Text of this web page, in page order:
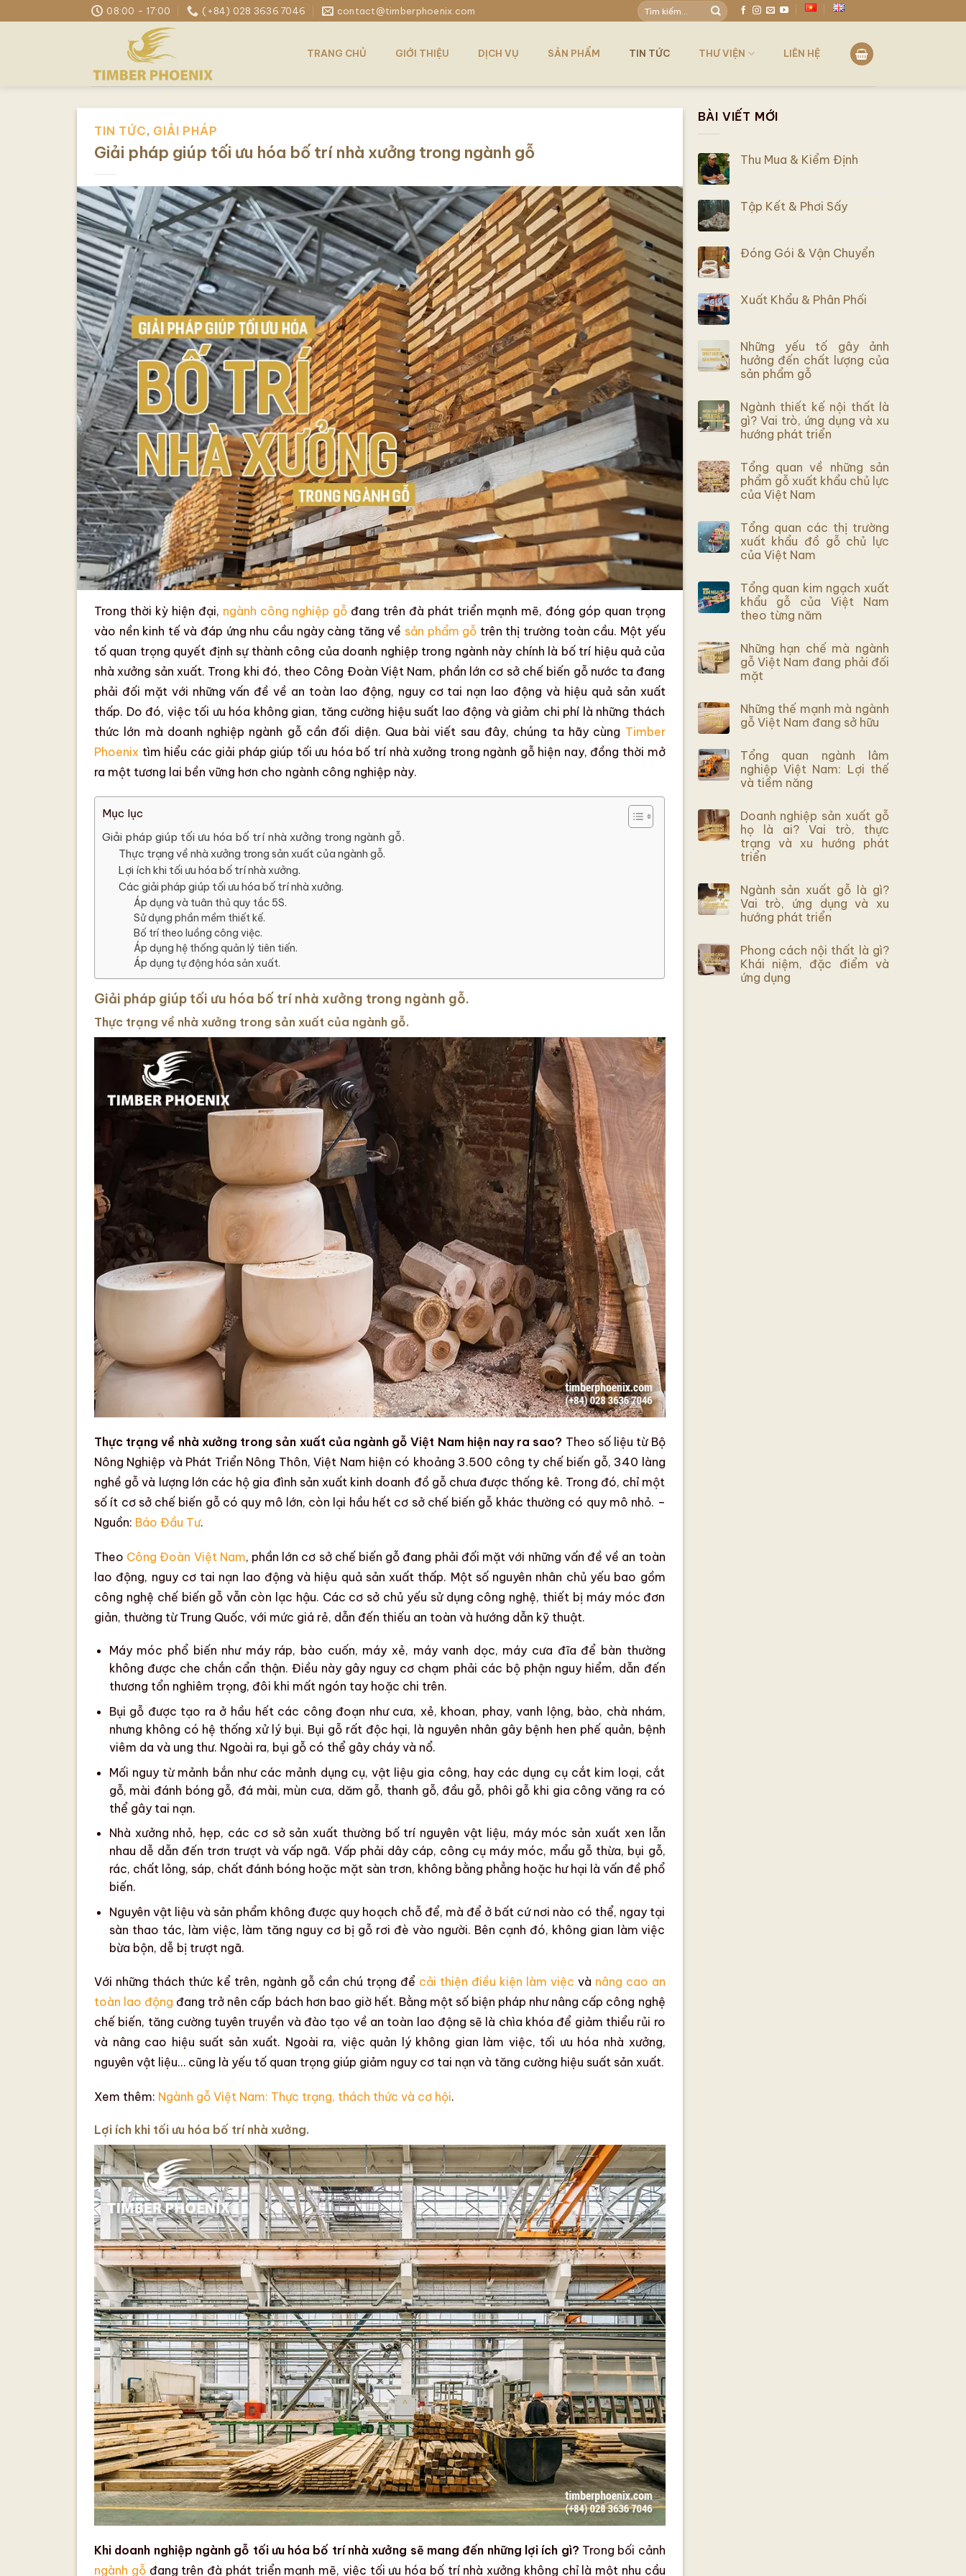
to
08:00 - 17:00 (+84) 028 3636 7046 contact@timberphoenix.com
Tìm
kiếm:
TRANG CHỦ GIỚI THIỆU DỊCH VỤ SẢN PHẨM TIN TỨC THƯ VIỆN LIÊN HỆ
TIN TỨC, GIẢI PHÁP
Giải pháp giúp tối ưu hóa bố trí nhà xưởng trong ngành gỗ
Trong thời kỳ hiện đại, ngành công nghiệp gỗ đang trên đà phát triển mạnh mẽ, đóng góp quan trọng
vào nền kinh tế và đáp ứng nhu cầu ngày càng tăng về sản phẩm gỗ trên thị trường toàn cầu. Một yếu
tố quan trọng quyết định sự thành công của doanh nghiệp trong ngành này chính là bố trí hiệu quả của
nhà xưởng sản xuất. Trong khi đó, theo Công Đoàn Việt Nam, phần lớn cơ sở chế biến gỗ nước ta đang
phải đối mặt với những vấn đề về an toàn lao động, nguy cơ tai nạn lao động và hiệu quả sản xuất
thấp. Do đó, việc tối ưu hóa không gian, tăng cường hiệu suất lao động và giảm chi phí là những thách
thức lớn mà doanh nghiệp ngành gỗcần đối diện. Qua bài viết sau đây, chúng ta hãy cùng Timber
Phoenix tìm hiểu các giải pháp giúp tối ưu hóa bố trí nhà xưởng trong ngành gỗ hiện nay, đồng thời mở
ra một tương lai bền vững hơn cho ngành công nghiệp này.
Mục lục
Giải pháp giúp tối ưu hóa bố trí nhà xưởng trong ngành gỗ.
Thực trạng về nhà xưởng trong sản xuất của ngành gỗ.
Lợi ích khi tối ưu hóa bố trí nhà xưởng.
Các giải pháp giúp tối ưu hóa bố trí nhà xưởng.
Áp dụng và tuân thủ quy tắc 5S.
Sử dụng phần mềm thiết kế.
Bố trí theo luồng công việc.
Áp dụng hệ thống quản lý tiên tiến.
Áp dụng tự động hóa sản xuất.
Giải pháp giúp tối ưu hóa bố trí nhà xưởng trong ngành gỗ.
Thực trạng về nhà xưởng trong sản xuất của ngành gỗ.
Thực trạng về nhà xưởng trong sản xuất của ngành gỗ Việt Nam hiện nay ra sao? Theo số liệu từ Bộ
Nông Nghiệp và Phát Triển Nông Thôn, Việt Nam hiện có khoảng 3.500 công ty chế biến gỗ, 340 làng
nghề gỗ và lượng lớn các hộ gia đình sản xuất kinh doanh đồ gỗ chưa được thống kê. Trong đó, chỉ một
số ít cơ sở chế biến gỗcó quy mô lớn, còn lại hầu hết cơ sở chế biến gỗ khác thường có quy mô nhỏ. –
Nguồn: Báo Đầu Tư.
Theo Công Đoàn Việt Nam, phần lớn cơ sở chế biến gỗ đang phải đối mặt với những vấn đề về an toàn
lao động, nguy cơ tai nạn lao động và hiệu quả sản xuất thấp. Một số nguyên nhân chủ yếu bao gồm
công nghệ chế biến gỗ vẫn còn lạc hậu. Các cơ sở chủ yếu sử dụng công nghệ, thiết bị máy móc đơn
giản, thường từ Trung Quốc, với mức giá rẻ, dẫn đến thiếu an toàn và hướng dẫn kỹ thuật.
Máy móc phổ biến như máy ráp, bào cuốn, máy xẻ, máy vanh dọc, máy cưa đĩa để bàn thường
không được che chắn cẩn thận. Điều này gây nguy cơ chạm phải các bộ phận nguy hiểm, dẫn đến
thương tổn nghiêm trọng, đôi khi mất ngón tay hoặc chi trên.
Bụi gỗ được tạo ra ở hầu hết các công đoạn như cưa, xẻ, khoan, phay, vanh lộng, bào, chà nhám,
nhưng không có hệ thống xử lý bụi. Bụi gỗ rất độc hại, là nguyên nhân gây bệnh hen phế quản, bệnh
viêm da và ung thư. Ngoài ra, bụi gỗ có thể gây cháy và nổ.
Mối nguy từ mảnh bắn như các mảnh dụng cụ, vật liệu gia công, hay các dụng cụ cắt kim loại, cắt
gỗ, mài đánh bóng gỗ, đá mài, mùn cưa, dăm gỗ, thanh gỗ, đầu gỗ, phôi gỗ khi gia công văng ra có
thể gây tai nạn.
Nhà xưởng nhỏ, hẹp, các cơ sở sản xuất thường bố trí nguyên vật liệu, máy móc sản xuất xen lẫn
nhau dễ dẫn đến trơn trượt và vấp ngã. Vấp phải dây cáp, công cụ máy móc, mẩu gỗ thừa, bụi gỗ,
rác, chất lỏng, sáp, chất đánh bóng hoặc mặt sàn trơn, không bằng phẳng hoặc hư hại là vấn đề phổ
biến.
Nguyên vật liệu và sản phẩm không được quy hoạch chỗ để, mà để ở bất cứ nơi nào có thể, ngay tại
sàn thao tác, làm việc, làm tăng nguy cơ bị gỗ rơi đè vào người. Bên cạnh đó, không gian làm việc
bừa bộn, dễ bị trượt ngã.
Với những thách thức kể trên, ngành gỗcần chú trọng để cải thiện điều kiện làm việc và nâng cao an
toàn lao động đang trở nên cấp bách hơn bao giờ hết. Bằng một số biện pháp như nâng cấp công nghệ
chế biến, tăng cường tuyên truyền và đào tạo về an toàn lao động sẽ là chìa khóa để giảm thiểu rủi ro
và nâng cao hiệu suất sản xuất. Ngoài ra, việc quản lý không gian làm việc, tối ưu hóa nhà xưởng,
nguyên vật liệu… cũng là yếu tố quan trọng giúp giảm nguy cơ tai nạn và tăng cường hiệu suất sản xuất.
Xem thêm: Ngành gỗ Việt Nam: Thực trạng, thách thức và cơ hội.
Lợi ích khi tối ưu hóa bố trí nhà xưởng.
Khi doanh nghiệp ngành gỗ tối ưu hóa bố trí nhà xưởng sẽ mang đến những lợi ích gì? Trong bối cảnh
ngành gỗđang trên đà phát triển mạnh mẽ, việc tối ưu hóa bố trí nhà xưởng không chỉ là một nhu cầu
BÀI VIẾT MỚI
Thu Mua & Kiểm Định
Tập Kết & Phơi Sấy
Đóng Gói & Vận Chuyển
Xuất Khẩu & Phân Phối
Những yếu tố gây ảnh
hưởng đến chất lượng của
sản phẩm gỗ
Ngành thiết kế nội thất là
gì? Vai trò, ứng dụng và xu
hướng phát triển
Tổng quan về những sản
phẩm gỗ xuất khẩu chủ lực
của Việt Nam
Tổng quan các thị trường
xuất khẩu đồ gỗ chủ lực
của Việt Nam
Tổng quan kim ngạch xuất
khẩu gỗ của Việt Nam
theo từng năm
Những hạn chế mà ngành
gỗ Việt Nam đang phải đối
mặt
Những thế mạnh mà ngành
gỗ Việt Nam đang sở hữu
Tổng quan ngành lâm
nghiệp Việt Nam: Lợi thế
và tiềm năng
Doanh nghiệp sản xuất gỗ
họ là ai? Vai trò, thực
trạng và xu hướng phát
triển
Ngành sản xuất gỗ là gì?
Vai trò, ứng dụng và xu
hướng phát triển
Phong cách nội thất là gì?
Khái niệm, đặc điểm và
ứng dụng